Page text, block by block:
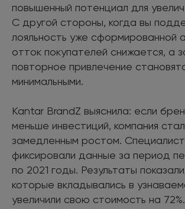
повышенный потенциал для
С другой стороны, когда вы
лояльность уже сформированной
отток покупателей снижается, а
повторное привлечение
минимальными.
Kantar BrandZ выяснила: если
меньше инвестиций, компания
замедленным ростом.
фиксировали данные за период
по 2021 годы. Результаты
которые вкладывались в
увеличили свою стоимость на